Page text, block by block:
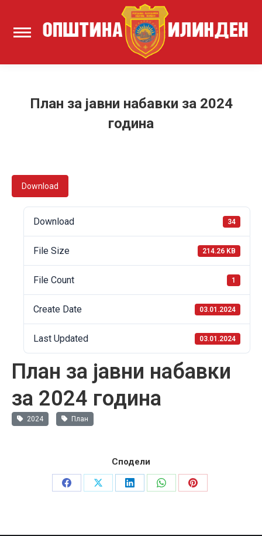
План за јавни набавки за 2024
година
Download
Download 34
File Size 214.26 KB
File Count 1
Create Date 03.01.2024
Last Updated 03.01.2024
План за јавни набавки
за 2024 година
2024 План
Сподели
Share
Share
Share
Share
Share